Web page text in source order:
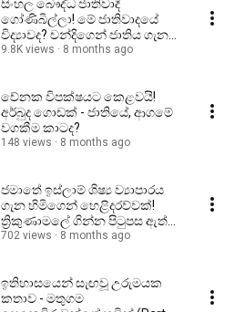
සිංහල බෞද්ධ ජාතිවාදී
ගෝණිබිල්ලා! මේ ජාතිවාදයේ
විද්‍යාවද? චන්දිගෙන් ජාතිය ගැන
පාඩමක්
9.8K views 8 months ago
චේනක විපක්ෂයට කෙළවයි!
අර්බුද ගොඩක් - ජාතියේ, ආගමේ
වගකීම කාටද?
148 views 8 months ago
ජමාතේ ඉස්ලාම් ශිෂ්‍ය ව්‍යාපාරය
ගැන හිමිගෙන් හෙළිදරව්වක්!
ත්‍රිකුණාමලේ ගින්න පිටුපස ඇත්ත
මෙන්න
702 views 8 months ago
ඉතිහාසයෙන් සැඟවූ උරුමයක
කතාව - මතුගම